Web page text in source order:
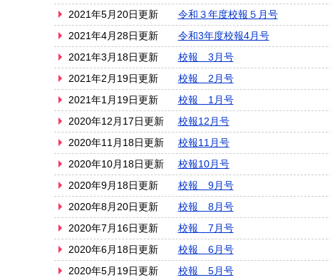
2021年5月20日更新
令和３年度校報５月号
2021年4月28日更新
令和3年度校報4月号
2021年3月18日更新
校報 3月号
2021年2月19日更新
校報 2月号
2021年1月19日更新
校報 1月号
2020年12月17日更新
校報12月号
2020年11月18日更新
校報11月号
2020年10月18日更新
校報10月号
2020年9月18日更新
校報 9月号
2020年8月20日更新
校報 8月号
2020年7月16日更新
校報 7月号
2020年6月18日更新
校報 6月号
2020年5月19日更新
校報 5月号